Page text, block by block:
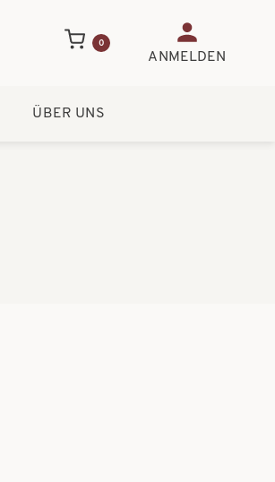
0
ANMELDEN
ÜBER UNS